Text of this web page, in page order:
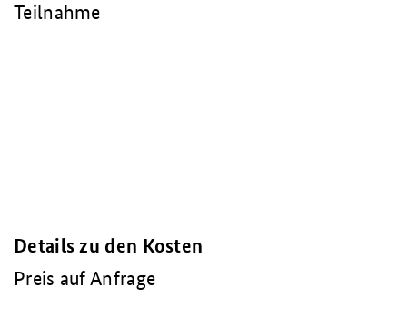
Teilnahme
Details zu den Kosten
Preis auf Anfrage